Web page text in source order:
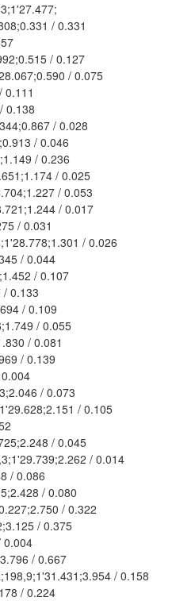
/ 0.331
/ 0.127
/ 0.075
0.111
0.138
/ 0.028
/ 0.046
/ 0.236
/ 0.025
/ 0.053
/ 0.017
/ 0.031
/ 0.026
/ 0.044
/ 0.107
/ 0.133
/ 0.109
/ 0.055
/ 0.081
/ 0.139
/ 0.073
/ 0.105
/ 0.045
/ 0.014
/ 0.086
/ 0.080
/ 0.322
/ 0.375
0.004
/ 0.667
/ 0.158
/ 0.224